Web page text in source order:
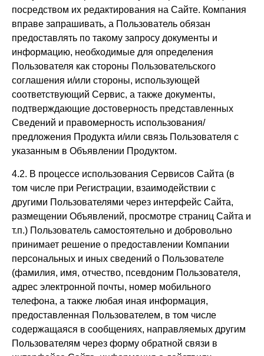
посредством их редактирования на Сайте. Компания
вправе запрашивать, а Пользователь обязан
предоставлять по такому запросу документы и
информацию, необходимые для определения
Пользователя как стороны Пользовательского
соглашения и/или стороны, использующей
соответствующий Сервис, а также документы,
подтверждающие достоверность представленных
Сведений и правомерность использования/
предложения Продукта и/или связь Пользователя с
указанным в Объявлении Продуктом.
4.2. В процессе использования Сервисов Сайта (в
том числе при Регистрации, взаимодействии с
другими Пользователями через интерфейс Сайта,
размещении Объявлений, просмотре страниц Сайта и
т.п.) Пользователь самостоятельно и добровольно
принимает решение о предоставлении Компании
персональных и иных сведений о Пользователе
(фамилия, имя, отчество, псевдоним Пользователя,
адрес электронной почты, номер мобильного
телефона, а также любая иная информация,
предоставленная Пользователем, в том числе
содержащаяся в сообщениях, направляемых другим
Пользователям через форму обратной связи в